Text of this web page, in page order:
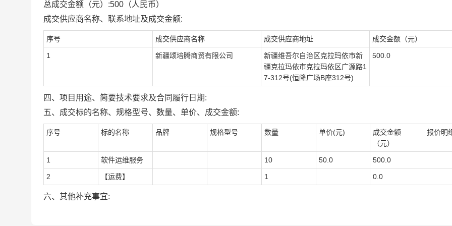
总成交金额（元）:500 （人民币）
成交供应商名称、联系地址及成交金额:
序号 成交供应商名称 成交供应商地址 成交金额（元）
1 新疆颂培腾商贸有限公司
新疆维吾尔自治区克拉玛依市新
疆克拉玛依市克拉玛依区广源路1
7-312号(恒隆广场B座312号)
500.0
四、项目用途、简要技术要求及合同履行日期:
五、成交标的名称、规格型号、数量、单价、成交金额:
序号 标的名称 品牌 规格型号 数量 单价(元)
成交金额
（元）
报价明
1 软件运维服务 10 50.0 500.0
2 【运费】 1 0.0
六、其他补充事宜: